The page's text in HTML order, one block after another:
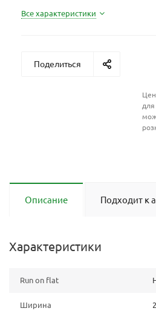
Все характеристики
Поделиться
Описание Подходит к
Характеристики
Run on flat
Ширина